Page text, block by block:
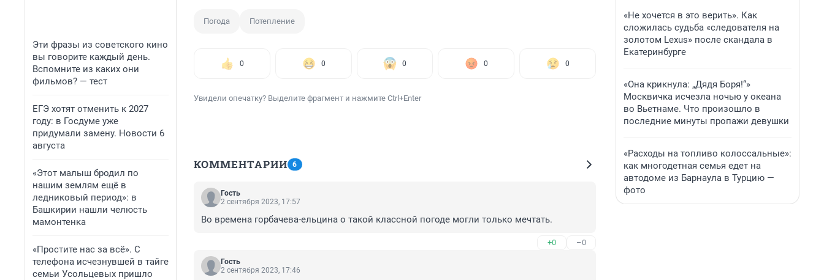
Эти фразы из советского кино
вы говорите каждый день.
Вспомните из каких они
фильмов? — тест
ЕГЭ хотят отменить к 2027
году: в Госдуме уже
придумали замену. Новости 6
августа
«Этот малыш бродил по
нашим землям ещё в
ледниковый период»: в
Башкирии нашли челюсть
мамонтенка
«Простите нас за всё». С
телефона исчезнувшей в тайге
семьи Усольцевых пришло
Погода Потепление
0 0 0 0 0
Увидели опечатку? Выделите фрагмент и нажмите Ctrl+Enter
КОММЕНТАРИИ 6
Гость
2 сентября 2023, 17:57
Во времена горбачева-ельцина о такой классной погоде могли только мечтать.
+0 –0
Гость
2 сентября 2023, 17:46
«Не хочется в это верить». Как
сложилась судьба «следователя на
золотом Lexus» после скандала в
Екатеринбурге
«Она крикнула: „Дядя Боря!“»
Москвичка исчезла ночью у океана
во Вьетнаме. Что произошло в
последние минуты пропажи девушки
«Расходы на топливо колоссальные»:
как многодетная семья едет на
автодоме из Барнаула в Турцию —
фото